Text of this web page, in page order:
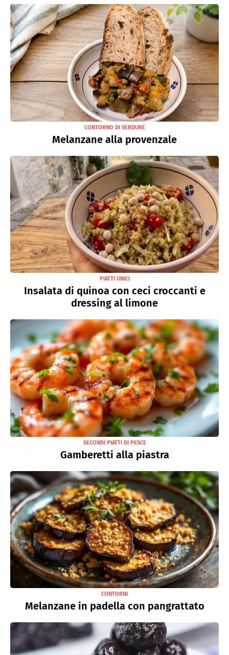
CONTORNO DI VERDURE
Melanzane alla provenzale
PIATTI UNICI
Insalata di quinoa con ceci croccanti e
dressing al limone
SECONDI PIATTI DI PESCE
Gamberetti alla piastra
CONTORNI
Melanzane in padella con pangrattato